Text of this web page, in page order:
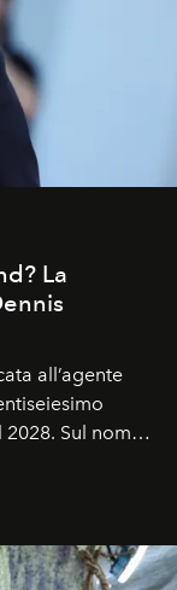
La
all’agente
Sul nome
di Daniel
riserbo.